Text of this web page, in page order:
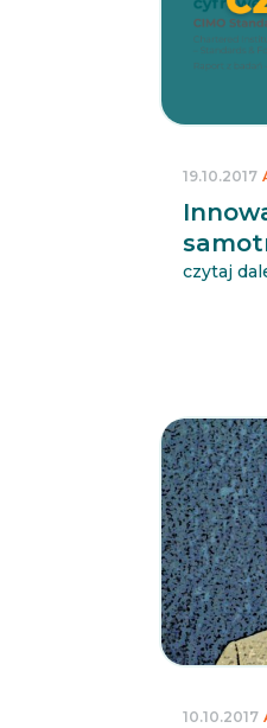
19.10.2017
czytaj
10.10.2017